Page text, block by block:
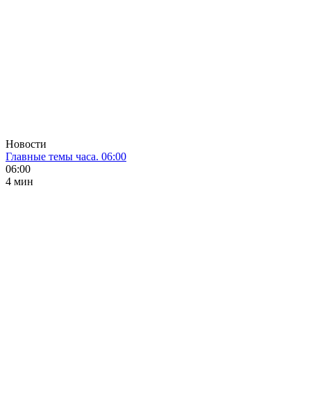
Новости
Главные темы часа. 06:00
06:00
4 мин